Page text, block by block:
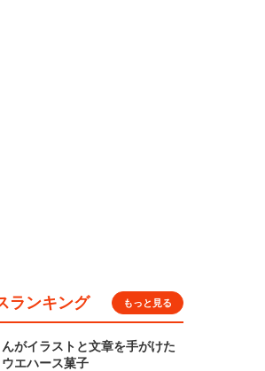
ランキング もっと見る
がイラストと文章を手がけた
エハース菓子